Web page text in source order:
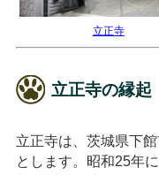
立正寺
立正寺の縁起
立正寺は、茨城県下
とします。昭和25年